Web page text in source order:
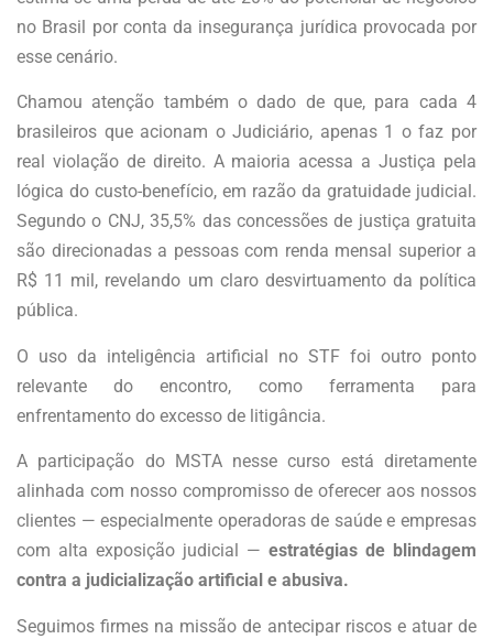
no Brasil por conta da insegurança jurídica provocada por
esse cenário.
Chamou atenção também o dado de que, para cada 4
brasileiros que acionam o Judiciário, apenas 1 o faz por
real violação de direito. A maioria acessa a Justiça pela
lógica do custo-benefício, em razão da gratuidade judicial.
Segundo o CNJ, 35,5% das concessões de justiça gratuita
são direcionadas a pessoas com renda mensal superior a
R$ 11 mil, revelando um claro desvirtuamento da política
pública.
O uso da inteligência artificial no STF foi outro ponto
relevante do encontro, como ferramenta para
enfrentamento do excesso de litigância.
A participação do MSTA nesse curso está diretamente
alinhada com nosso compromisso de oferecer aos nossos
clientes — especialmente operadoras de saúde e empresas
com alta exposição judicial — estratégias de blindagem
contra a judicialização artificial e abusiva.
Seguimos firmes na missão de antecipar riscos e atuar de